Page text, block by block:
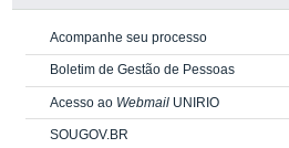
Acompanhe seu processo
Boletim de Gestão de Pessoas
Acesso ao Webmail UNIRIO
SOUGOV.BR